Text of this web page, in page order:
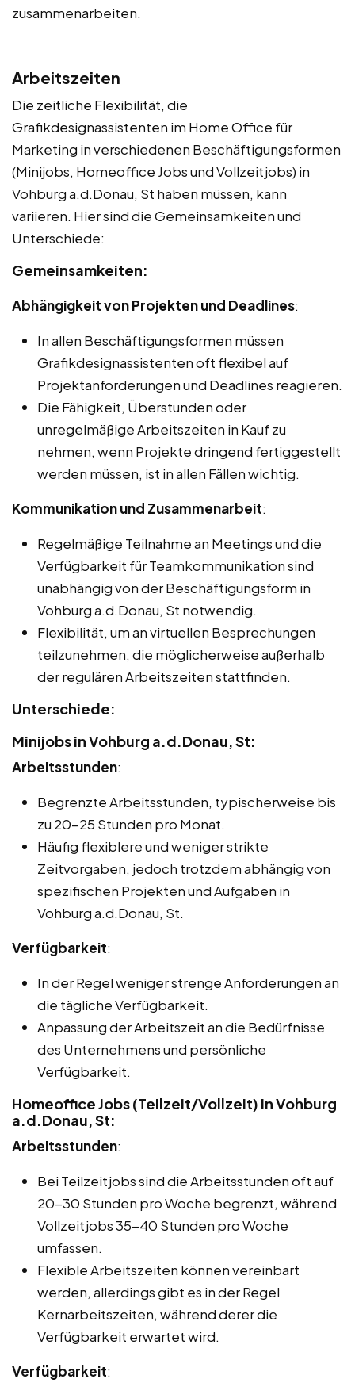
zusammenarbeiten.
Arbeitszeiten
Die zeitliche Flexibilität, die
Grafikdesignassistenten im Home Office für
Marketing in verschiedenen Beschäftigungsformen
(Minijobs, Homeoffice Jobs und Vollzeitjobs) in
Vohburg a.d.Donau, St haben müssen, kann
variieren. Hier sind die Gemeinsamkeiten und
Unterschiede:
Gemeinsamkeiten:
Abhängigkeit von Projekten und Deadlines:
In allen Beschäftigungsformen müssen
Grafikdesignassistenten oft flexibel auf
Projektanforderungen und Deadlines reagieren.
Die Fähigkeit, Überstunden oder
unregelmäßige Arbeitszeiten in Kauf zu
nehmen, wenn Projekte dringend fertiggestellt
werden müssen, ist in allen Fällen wichtig.
Kommunikation und Zusammenarbeit:
Regelmäßige Teilnahme an Meetings und die
Verfügbarkeit für Teamkommunikation sind
unabhängig von der Beschäftigungsform in
Vohburg a.d.Donau, St notwendig.
Flexibilität, um an virtuellen Besprechungen
teilzunehmen, die möglicherweise außerhalb
der regulären Arbeitszeiten stattfinden.
Unterschiede:
Minijobs in Vohburg a.d.Donau, St:
Arbeitsstunden:
Begrenzte Arbeitsstunden, typischerweise bis
zu 20-25 Stunden pro Monat.
Häufig flexiblere und weniger strikte
Zeitvorgaben, jedoch trotzdem abhängig von
spezifischen Projekten und Aufgaben in
Vohburg a.d.Donau, St.
Verfügbarkeit:
In der Regel weniger strenge Anforderungen an
die tägliche Verfügbarkeit.
Anpassung der Arbeitszeit an die Bedürfnisse
des Unternehmens und persönliche
Verfügbarkeit.
Homeoffice Jobs (Teilzeit/Vollzeit) in Vohburg
a.d.Donau, St:
Arbeitsstunden:
Bei Teilzeitjobs sind die Arbeitsstunden oft auf
20-30 Stunden pro Woche begrenzt, während
Vollzeitjobs 35-40 Stunden pro Woche
umfassen.
Flexible Arbeitszeiten können vereinbart
werden, allerdings gibt es in der Regel
Kernarbeitszeiten, während derer die
Verfügbarkeit erwartet wird.
Verfügbarkeit: